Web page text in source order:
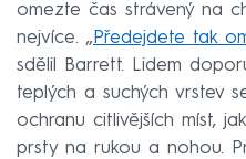
omezte čas strávený na
nejvíce. „ Předejdete tak
sdělil Barrett. Lidem
teplých a suchých vrstev
ochranu citlivějších míst,
prsty na rukou a nohou.